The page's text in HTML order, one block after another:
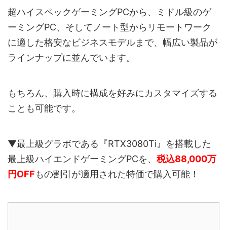
超ハイスペックゲーミングPCから、ミドル級のゲ
ーミングPC、そしてノート型からリモートワーク
に適した格安なビジネスモデルまで、幅広い製品が
ラインナップに並んでいます。
もちろん、購入時に構成を好みにカスタマイズする
ことも可能です。
▼最上級グラボである『RTX3080Ti』を搭載した
最上級ハイエンドゲーミングPCを、 税込88,000万
円OFFもの割引が適用された特価で購入可能！